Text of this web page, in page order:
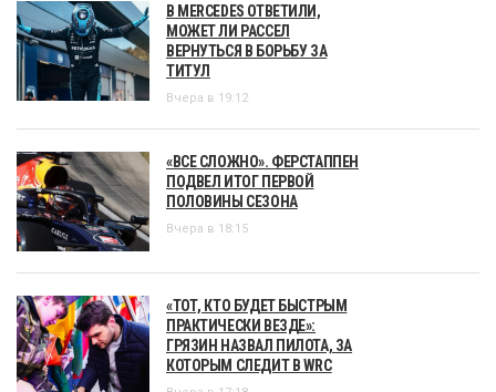
В MERCEDES ОТВЕТИЛИ,
МОЖЕТ ЛИ РАССЕЛ
ВЕРНУТЬСЯ В БОРЬБУ ЗА
ТИТУЛ
Вчера в 19:12
«ВСЕ СЛОЖНО». ФЕРСТАППЕН
ПОДВЕЛ ИТОГ ПЕРВОЙ
ПОЛОВИНЫ СЕЗОНА
Вчера в 18:15
«ТОТ, КТО БУДЕТ БЫСТРЫМ
ПРАКТИЧЕСКИ ВЕЗДЕ»:
ГРЯЗИН НАЗВАЛ ПИЛОТА, ЗА
КОТОРЫМ СЛЕДИТ В WRC